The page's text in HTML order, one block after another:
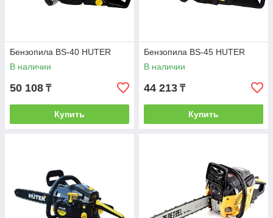
Бензопила BS-40 HUTER
В наличии
50 108 ₸
Купить
Бензопила BS-45 HUTER
В наличии
44 213 ₸
Купить